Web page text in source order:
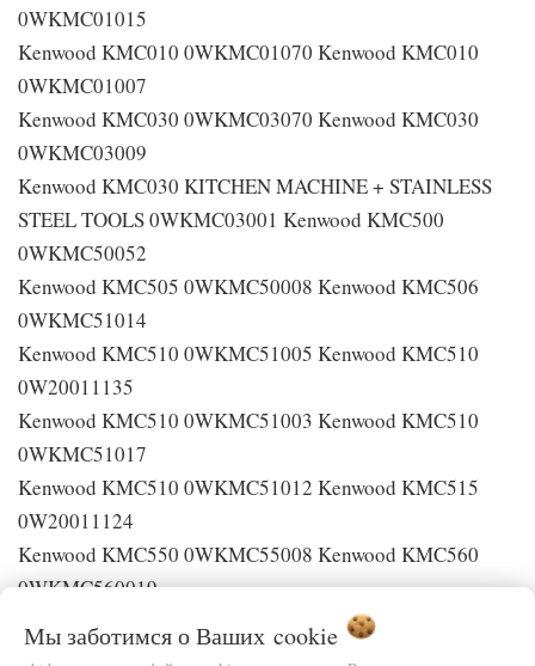
0WKMC01015
Kenwood KMC010 0WKMC01070 Kenwood KMC010
0WKMC01007
Kenwood KMC030 0WKMC03070 Kenwood KMC030
0WKMC03009
Kenwood KMC030 KITCHEN MACHINE + STAINLESS
STEEL TOOLS 0WKMC03001 Kenwood KMC500
0WKMC50052
Kenwood KMC505 0WKMC50008 Kenwood KMC506
0WKMC51014
Kenwood KMC510 0WKMC51005 Kenwood KMC510
0W20011135
Kenwood KMC510 0WKMC51003 Kenwood KMC510
0WKMC51017
Kenwood KMC510 0WKMC51012 Kenwood KMC515
0W20011124
Kenwood KMC550 0WKMC55008 Kenwood KMC560
0WKMC560019
Kenwood KMC560 0WKMC56019 Kenwood KMC560
Мы заботимся о Ваших cookie